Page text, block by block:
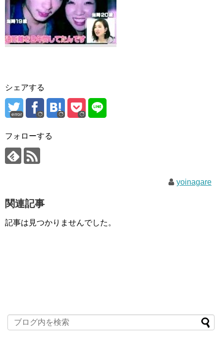
シェアする
error
フォローする
yoinagare
関連記事
記事は見つかりませんでした。